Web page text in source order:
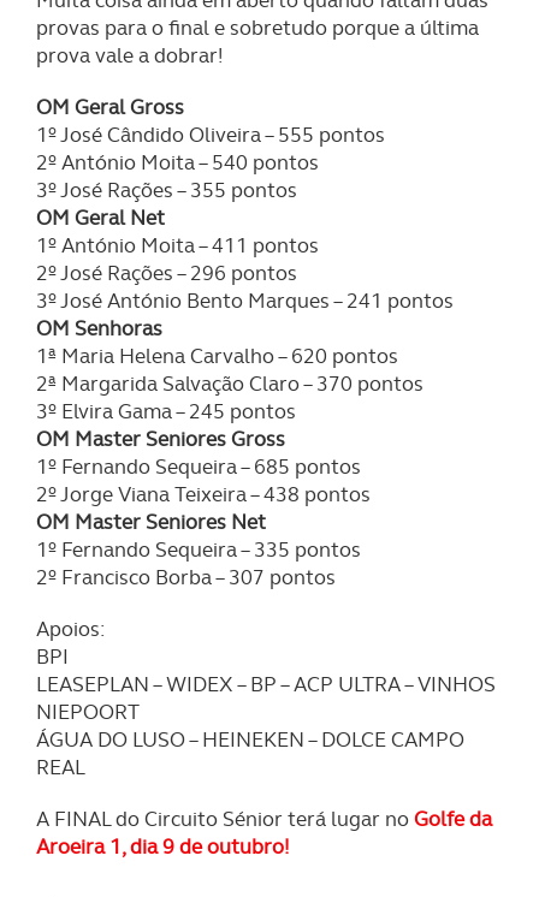
O ACP garantirá que as transferências internacionais de
dados pessoais serão realizadas apenas com o seu
consentimento e quando tal se afigure estritamente
necessário no contexto dos serviços a prestar.
Realçamos que o bloqueio de certo tipo de Cookies e
tecnologias similares pode ter impacto na sua
experiência de navegação no Website e nos serviços
disponibilizados.
Consulte a política de cookies do site.
provas para o final e sobretudo porque a última
prova vale a dobrar!
OM Geral Gross
1º José Cândido Oliveira – 555 pontos
2º António Moita – 540 pontos
3º José Rações – 355 pontos
OM Geral Net
1º António Moita – 411 pontos
2º José Rações – 296 pontos
3º José António Bento Marques – 241 pontos
OM Senhoras
1ª Maria Helena Carvalho – 620 pontos
2ª Margarida Salvação Claro – 370 pontos
3º Elvira Gama – 245 pontos
OM Master Seniores Gross
1º Fernando Sequeira – 685 pontos
2º Jorge Viana Teixeira – 438 pontos
OM Master Seniores Net
1º Fernando Sequeira – 335 pontos
2º Francisco Borba – 307 pontos
Apoios:
BPI
LEASEPLAN – WIDEX – BP – ACP ULTRA – VINHOS
NIEPOORT
ÁGUA DO LUSO – HEINEKEN – DOLCE CAMPO
REAL
A FINAL do Circuito Sénior terá lugar noGolfe da
Aroeira 1, dia 9 de outubro!